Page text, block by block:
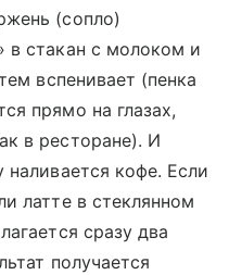
(сопло)
в стакан с молоком и
вспенивает (пенка
прямо на глазах,
в ресторане). И
наливается кофе. Если
латте в стеклянном
сразу два
получается